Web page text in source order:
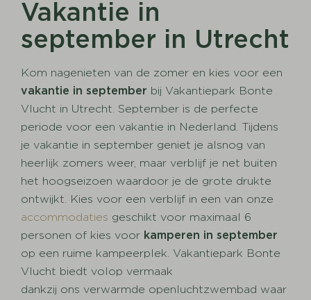
Vakantie in
september in Utrecht
Kom nagenieten van de zomer en kies voor een
vakantie in september bij Vakantiepark Bonte
Vlucht in Utrecht. September is de perfecte
periode voor een vakantie in Nederland. Tijdens
je vakantie in september geniet je alsnog van
heerlijk zomers weer, maar verblijf je net buiten
het hoogseizoen waardoor je de grote drukte
ontwijkt. Kies voor een verblijf in een van onze
accommodaties geschikt voor maximaal 6
personen of kies voor kamperen in september
op een ruime kampeerplek. Vakantiepark Bonte
Vlucht biedt volop vermaak
dankzij ons verwarmde openluchtzwembad waar